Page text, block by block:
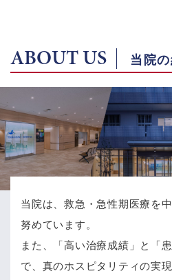
ABOUT US 当院
当院は、救急・急性期医療を
努めています。
また、「高い治療成績」と「
で、 真のホスピタリティの実